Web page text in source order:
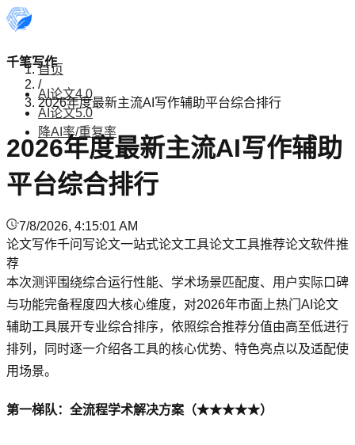
千笔写作
AI论文4.0
AI论文5.0
降AI率/重复率
首页
/
2026年度最新主流AI写作辅助平台综合排行
2026年度最新主流AI写作辅助
平台综合排行
7/8/2026, 4:15:01 AM
论文写作千问写论文一站式论文工具论文工具推荐论文软件推
荐
本次测评围绕综合运行性能、学术场景匹配度、用户实际口碑
与功能完备程度四大核心维度，对2026年市面上热门AI论文
辅助工具展开专业综合排序，依照综合推荐分值由高至低进行
排列，同时逐一介绍各工具的核心优势、特色亮点以及适配使
用场景。
第一梯队：全流程学术解决方案（★★★★★）